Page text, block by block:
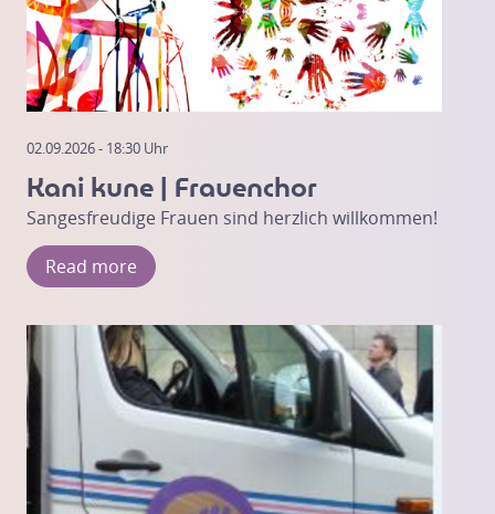
02.09.2026 - 18:30 Uhr
Kani kune | Frauenchor
Sangesfreudige Frauen sind herzlich willkommen!
Read more